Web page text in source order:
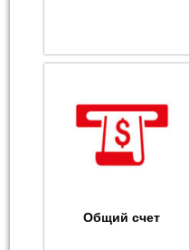
Общий счет